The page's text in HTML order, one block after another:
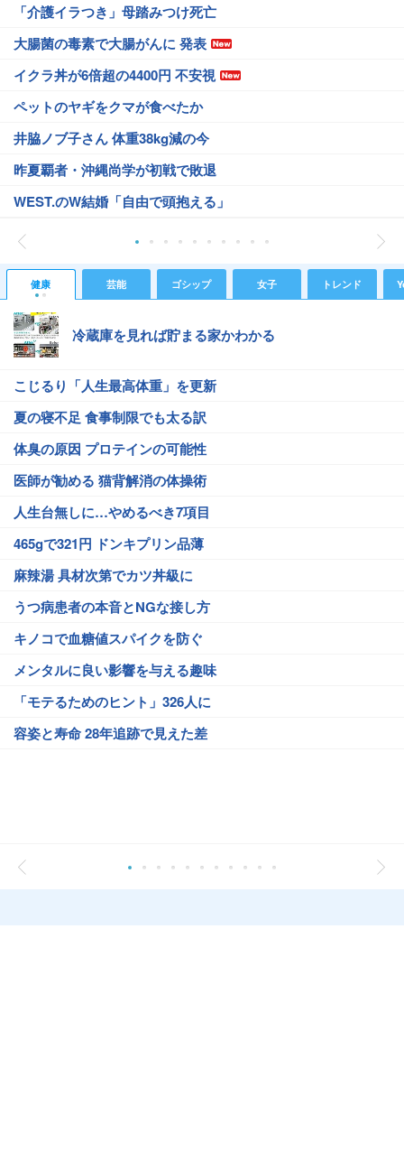
「介護イラつき」母踏みつけ死亡
大腸菌の毒素で大腸がんに 発表
イクラ丼が6倍超の4400円 不安視
ペットのヤギをクマが食べたか
井脇ノブ子さん 体重38kg減の今
昨夏覇者・沖縄尚学が初戦で敗退
WEST.のW結婚「自由で頭抱える」
健康 芸能 ゴシップ 女子 トレンド
冷蔵庫を見れば貯まる家かわかる
こじるり「人生最高体重」を更新
夏の寝不足 食事制限でも太る訳
体臭の原因 プロテインの可能性
医師が勧める 猫背解消の体操術
人生台無しに…やめるべき7項目
465gで321円 ドンキプリン品薄
麻辣湯 具材次第でカツ丼級に
うつ病患者の本音とNGな接し方
キノコで血糖値スパイクを防ぐ
メンタルに良い影響を与える趣味
「モテるためのヒント」326人に
容姿と寿命 28年追跡で見えた差